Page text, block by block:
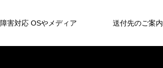
障害対応 OSやメディア 送付先のご案内